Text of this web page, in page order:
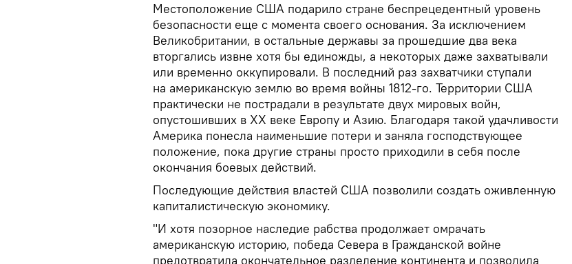
Местоположение США подарило стране беспрецедентный уровень
безопасности еще с момента своего основания. За исключением
Великобритании, в остальные державы за прошедшие два века
вторгались извне хотя бы единожды, а некоторых даже захватывали
или временно оккупировали. В последний раз захватчики ступали
на американскую землю во время войны 1812-го. Территории США
практически не пострадали в результате двух мировых войн,
опустошивших в XX веке Европу и Азию. Благодаря такой удачливости
Америка понесла наименьшие потери и заняла господствующее
положение, пока другие страны просто приходили в себя после
окончания боевых действий.
Последующие действия властей США позволили создать оживленную
капиталистическую экономику.
"И хотя позорное наследие рабства продолжает омрачать
американскую историю, победа Севера в Гражданской войне
предотвратила окончательное разделение континента и позволила